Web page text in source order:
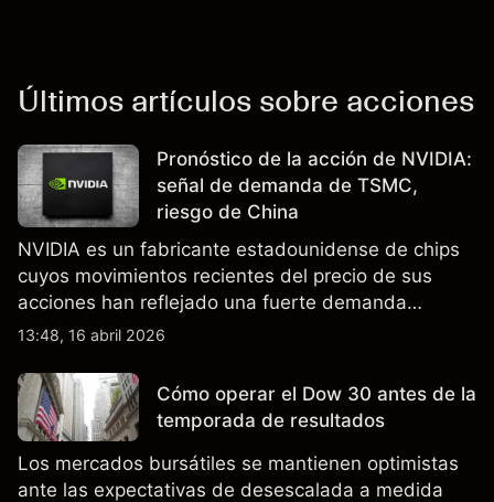
Últimos artículos sobre acciones
Pronóstico de la acción de NVIDIA:
señal de demanda de TSMC,
riesgo de China
NVIDIA es un fabricante estadounidense de chips
cuyos movimientos recientes del precio de sus
acciones han reflejado una fuerte demanda
relacionada con la IA, ingresos trimestrales récord
de exportación de EE.UU. que afectan las ventas
en China.
13:48, 16 abril 2026
Cómo operar el Dow 30 antes de la
temporada de resultados
Los mercados bursátiles se mantienen optimistas
ante las expectativas de desescalada a medida